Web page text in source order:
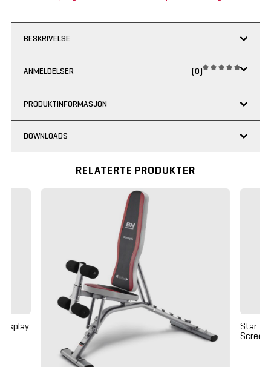
BESKRIVELSE
ANMELDELSER (0)
PRODUKTINFORMASJON
DOWNLOADS
RELATERTE PRODUKTER
Star
Screen